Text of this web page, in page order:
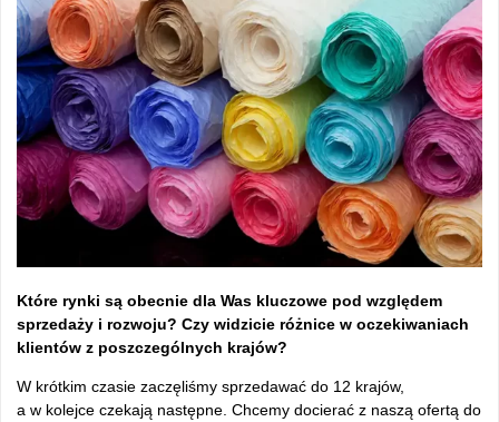
Które rynki są obecnie dla Was kluczowe pod względem
sprzedaży i rozwoju? Czy widzicie różnice w oczekiwaniach
klientów z poszczególnych krajów?
W krótkim czasie zaczęliśmy sprzedawać do 12 krajów,
a w kolejce czekają następne. Chcemy docierać z naszą ofertą do